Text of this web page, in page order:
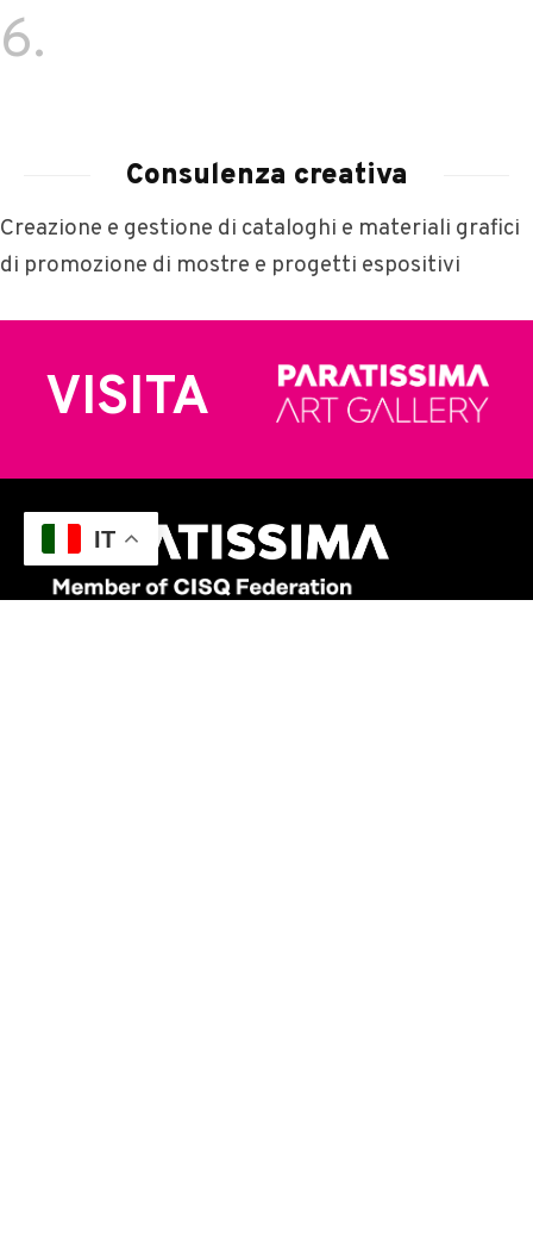
6.
Consulenza creativa
Creazione e gestione di cataloghi e materiali grafici
di promozione di mostre e progetti espositivi
VISITA
IT